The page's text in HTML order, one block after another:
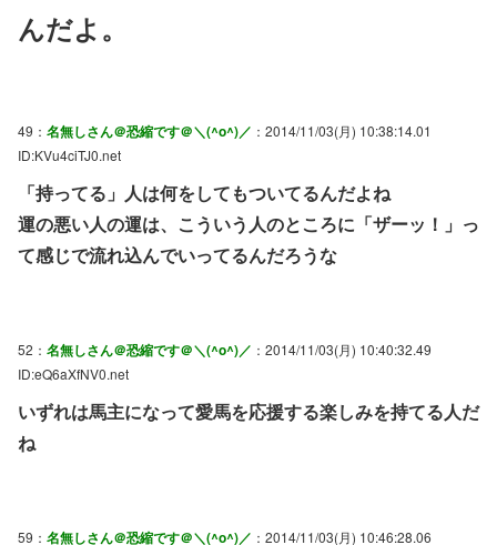
んだよ。
49： 名無しさん＠恐縮です＠＼(^o^)／ ：2014/11/03(月) 10:38:14.01
ID:KVu4ciTJ0.net
「持ってる」人は何をしてもついてるんだよね
運の悪い人の運は、こういう人のところに「ザーッ！」っ
て感じで流れ込んでいってるんだろうな
52： 名無しさん＠恐縮です＠＼(^o^)／ ：2014/11/03(月) 10:40:32.49
ID:eQ6aXfNV0.net
いずれは馬主になって愛馬を応援する楽しみを持てる人だ
ね
59： 名無しさん＠恐縮です＠＼(^o^)／ ：2014/11/03(月) 10:46:28.06